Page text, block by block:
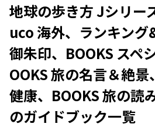
地球の歩き方 Jシリー
uco 海外、ランキング
御朱印、BOOKS スペ
OOKS 旅の名言＆絶景
健康、BOOKS 旅の読
のガイドブック一覧